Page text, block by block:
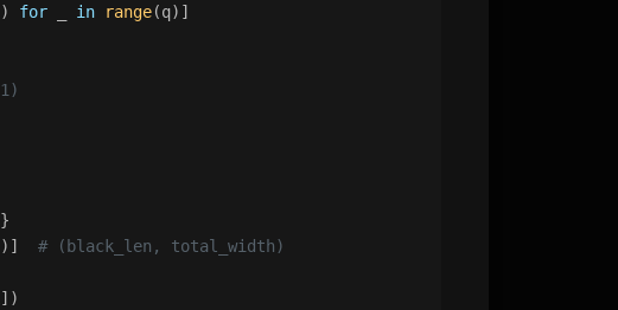
for in range(q)]
# (black_len, total_width)
])